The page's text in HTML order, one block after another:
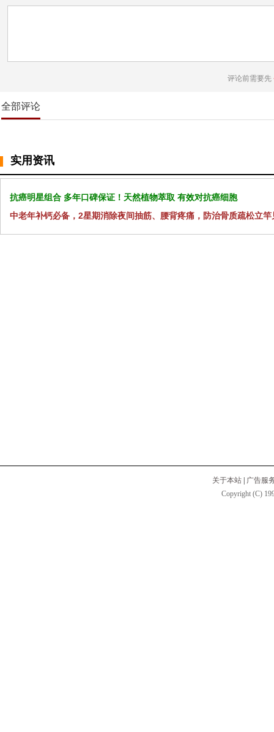
评论前需要先
全部评论
实用资讯
抗癌明星组合 多年口碑保证！天然植物萃取 有效对抗癌细胞
中老年补钙必备，2星期消除夜间抽筋、腰背疼痛，防治骨质疏松立竿
关于本站
广告服
Copyright (C)